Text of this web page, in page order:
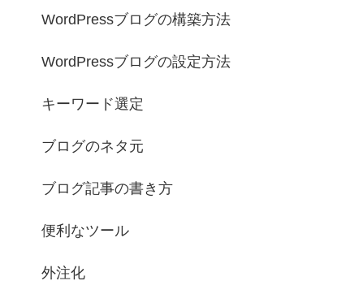
WordPressブログの構築方法
WordPressブログの設定方法
キーワード選定
ブログのネタ元
ブログ記事の書き方
便利なツール
外注化